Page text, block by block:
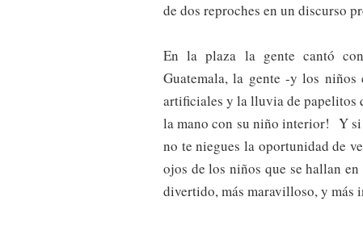
de dos reproches en un discurso
En la plaza la gente cantó
Guatemala, la gente -y los
artificiales y la lluvia de papelitos
la mano con su niño interior! Y si
no te niegues la oportunidad de
ojos de los niños que se hallan
divertido, más maravilloso, y más